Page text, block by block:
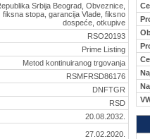
Srbija Beograd, Obveznice,
fiksna stopa, garancija Vlade, fiksno
dospeće, otkupive
RSO20193
Prime Listing
Metod kontinuiranog trgovanja
RSMFRSD86176
DNFTGR
RSD
20.08.2032.
27.02.2020.